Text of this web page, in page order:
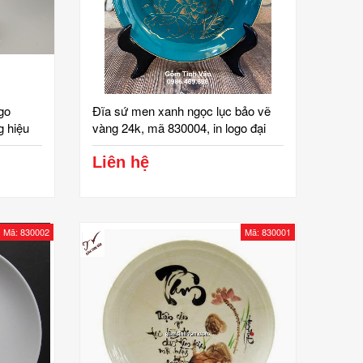
hiệu
cao
330
sứ
Đĩa sứ men xanh ngọc lục bảo vẽ
vàng 24k, mã 830004, in logo đại
hội đảng, sang trọng, quà tặng gốm
bát tràng cao cấp
Liên hệ
Mã: 830002 Mã: 830001